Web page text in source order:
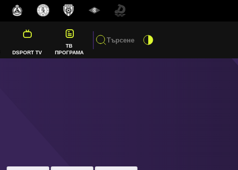
DSPORT TV
ТВ
ПРОГРАМА